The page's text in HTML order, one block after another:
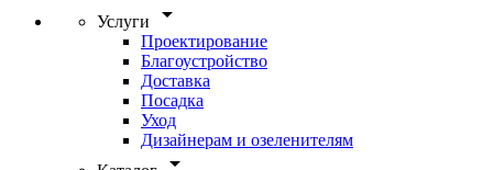
Услуги arrow_drop_down
Проектирование
Благоустройство
Доставка
Посадка
Уход
Дизайнерам и озеленителям
arrow_drop_down